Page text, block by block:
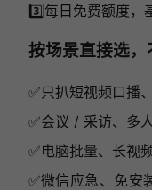
3️⃣每日免费额度，
按场景直接选，
✅只扒短视频口播
✅会议 / 采访、多
✅电脑批量、长视
✅微信应急、免